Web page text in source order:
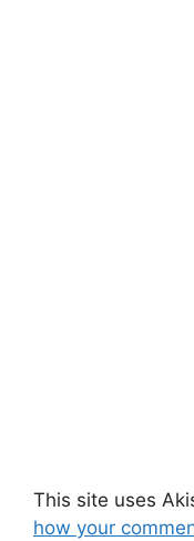
This site uses
how your